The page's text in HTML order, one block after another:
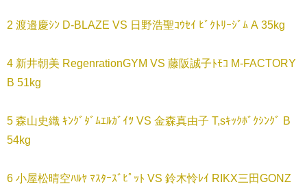
2 渡邉慶ｼﾝ D-BLAZE VS 日野浩聖ｺｳｾｲ ﾋﾞｸﾄﾘｰｼﾞﾑ A 35kg
4 新井朝美 RegenrationGYM VS 藤阪誠子ﾄﾓｺ M-FACTORY
B 51kg
5 森山史織 ｷﾝｸﾞﾀﾞﾑｴﾙｶﾞｲﾂ VS 金森真由子 T,sｷｯｸﾎﾞｸｼﾝｸﾞ B
54kg
6 小屋松晴空ﾊﾙﾔ ﾏｽﾀｰｽﾞﾋﾟｯﾄ VS 鈴木怜ﾚｲ RIKX三田GONZ